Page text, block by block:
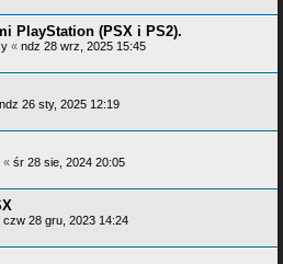
PlayStation (PSX i PS2).
« ndz 28 wrz, 2025 15:45
ndz 26 sty, 2025 12:19
« śr 28 sie, 2024 20:05
czw 28 gru, 2023 14:24